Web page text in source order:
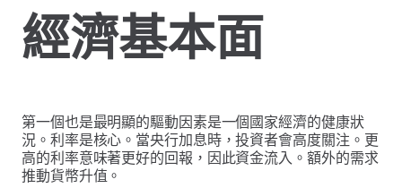
經濟基本面
第一個也是最明顯的驅動因素是一個國家經濟的健康狀
況。利率是核心。當央行加息時，投資者會高度關注。更
高的利率意味著更好的回報，因此資金流入。額外的需求
推動貨幣升值。